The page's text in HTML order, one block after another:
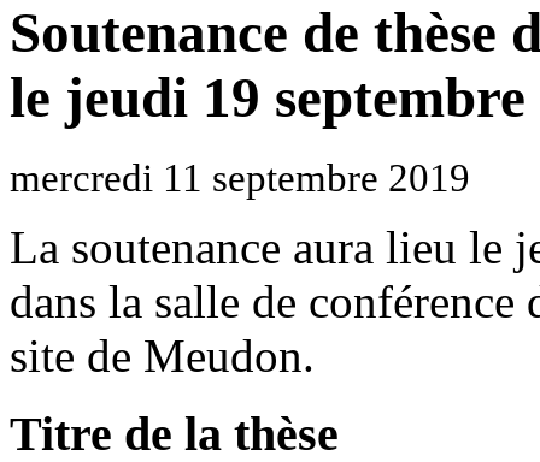
Soutenance de thèse
le jeudi 19 septembre
mercredi 11 septembre 2019
La soutenance aura lieu le
dans la salle de
site de Meudon.
Titre de la thèse